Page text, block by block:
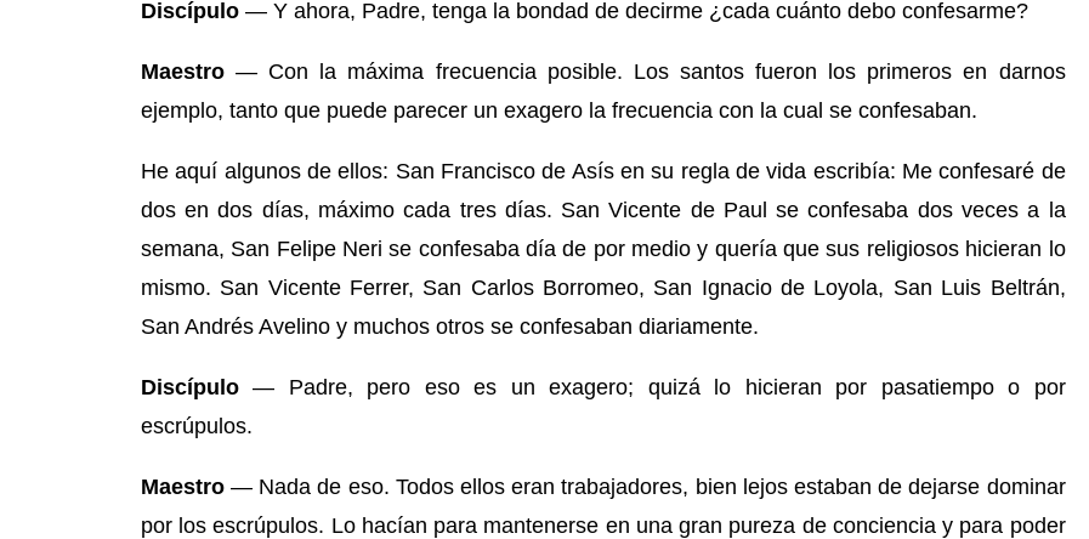
Discípulo— Y ahora, Padre, tenga la bondad de decirme ¿cada cuánto debo confesarme?
Maestro— Con la máxima frecuencia posible. Los santos fueron los primeros en darnos
ejemplo, tanto que puede parecer un exagero la frecuencia con la cual se confesaban.
He aquí algunos de ellos: San Francisco de Asís en su regla de vida escribía: Me confesaré de
dos en dos días, máximo cada tres días. San Vicente de Paul se confesaba dos veces a la
semana, San Felipe Neri se confesaba día de por medio y quería que sus religiosos hicieran lo
mismo. San Vicente Ferrer, San Carlos Borromeo, San Ignacio de Loyola, San Luis Beltrán,
San Andrés Avelino y muchos otros se confesaban diariamente.
Discípulo— Padre, pero eso es un exagero; quizá lo hicieran por pasatiempo o por
escrúpulos.
Maestro— Nada de eso. Todos ellos eran trabajadores, bien lejos estaban de dejarse dominar
por los escrúpulos. Lo hacían para mantenerse en una gran pureza de conciencia y para poder